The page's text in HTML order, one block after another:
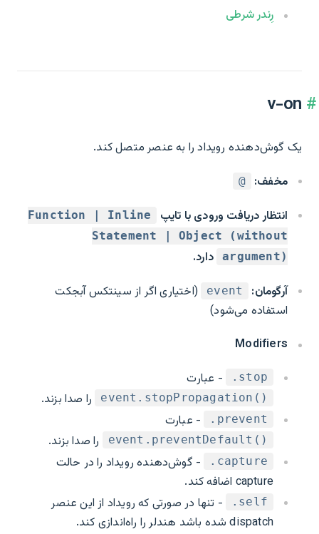
رِندر شرطی
v-on
یک گوش‌دهنده رویداد را به عنصر متصل کند.
مخفف:
@
انتظار دریافت ورودی با تایپ
Function | Inline
Statement | Object (without
argument)
دارد.
آرگومان:
event
(اختیاری اگر از سینتکس آبجکت
استفاده می‌شود)
Modifiers
‎.stop - عبارت
event.stopPropagation()‎ را صدا بزند.
‎.prevent - عبارت
event.preventDefault()‎ را صدا بزند.
‎.capture
- گوش‌دهنده رویداد را در حالت
capture اضافه کند.
‎.self
- تنها در صورتی که رویداد از این عنصر
dispatch شده باشد هندلر را راه‌اندازی کند.